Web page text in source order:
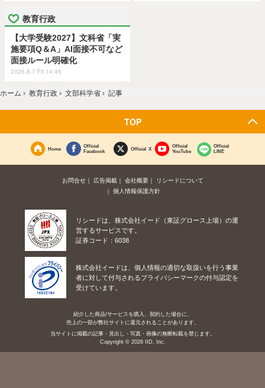
教育行政
【大学受験2027】文科省「実
施要項Q＆A」AI面接不可など
面接ルール明確化
2026.8.7 Fri 14:45
ホーム › 教育行政 › 文部科学省 › 記事
TOP
Home
Official
Facebook
Official X
Official
YouTube
Official
LINE
お問合せ 広告掲載 会社概要
リシードについて
個人情報保護方針
リシードは、株式会社イード（東証グロース上場）の運
営するサービスです。
証券コード：6038
株式会社イードは、個人情報の適切な取扱いを行う事業
者に対して付与されるプライバシーマークの付与認定を
受けています。
紹介した商品/サービスを購入、契約した場合に、
売上の一部が弊社サイトに還元されることがあります。
当サイトに掲載の記事・見出し・写真・画像の無断転載を禁じます。
Copyright © 2026 IID, Inc.